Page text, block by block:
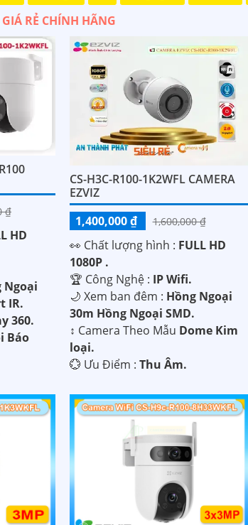
RẺ CHÍNH HÃNG
₫
HD
Ngoại
IR.
360.
Báo
CS-H3C-R100-1K2WFL CAMERA
EZVIZ
1,400,000 ₫
1,600,000 ₫
️👀 Chất lượng hình : FULL HD
1080P .
🏆 Công Nghệ : IP Wifi.
🌙 Xem ban đêm : Hồng Ngoại
30m Hồng Ngoại SMD.
↕️ Camera Theo Mẫu Dome Kim
loại.
️💮 Ưu Điểm : Thu Âm.